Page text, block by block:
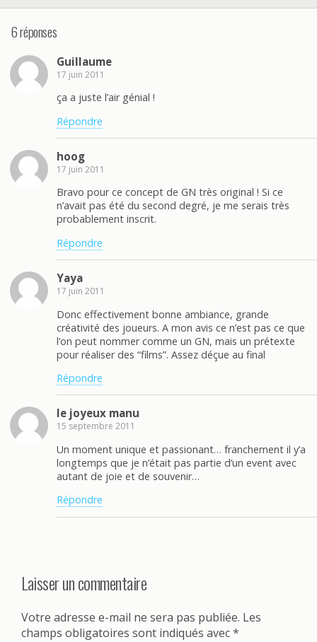
6 réponses
Guillaume
17 juin 2011
ça a juste l’air génial !
Répondre
hoog
17 juin 2011
Bravo pour ce concept de GN très original ! Si ce
n’avait pas été du second degré, je me serais très
probablement inscrit.
Répondre
Yaya
17 juin 2011
Donc effectivement bonne ambiance, grande
créativité des joueurs. A mon avis ce n’est pas ce que
l’on peut nommer comme un GN, mais un prétexte
pour réaliser des “films”. Assez déçue au final
Répondre
le joyeux manu
15 septembre 2011
Un moment unique et passionant… franchement il y’a
longtemps que je n’était pas partie d’un event avec
autant de joie et de souvenir…
Répondre
Laisser un commentaire
Votre adresse e-mail ne sera pas publiée. Les
champs obligatoires sont indiqués avec*